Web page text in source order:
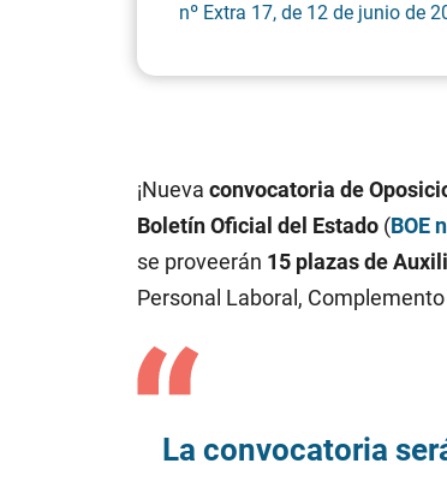
nº Extra 17, de 12 de junio de
¡Nueva convocatoria de
Boletín Oficial del Estado (BOE
se proveerán 15 plazas de
Personal Laboral,
La convocatoria